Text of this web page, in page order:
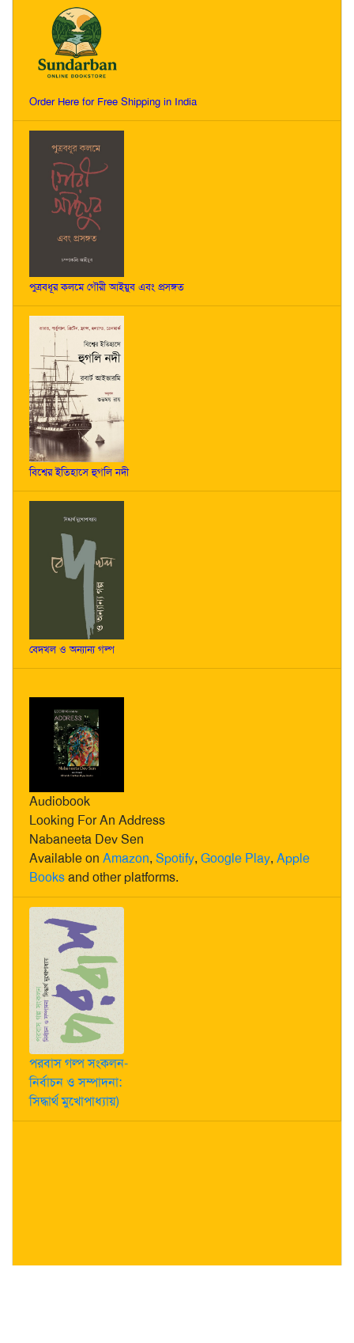
Order Here for Free Shipping in India
পুত্রবধূর কলমে গৌরী আইয়ুব এবং প্রসঙ্গত
বিশ্বের ইতিহাসে হুগলি নদী
বেদখল ও অন্যান্য গল্প
Audiobook
Looking For An Address
Nabaneeta Dev Sen
Available on Amazon, Spotify, Google Play, Apple
Booksand other platforms.
পরবাস গল্প সংকলন-
নির্বাচন ও সম্পাদনা:
সিদ্ধার্থ মুখোপাধ্যায়)